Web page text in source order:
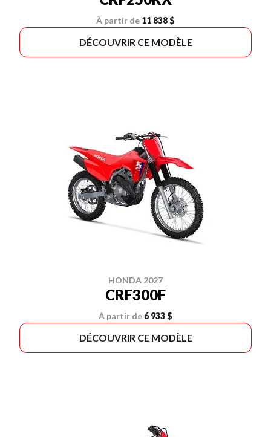
À partir de 11 838 $
DÉCOUVRIR CE MODÈLE
HONDA 2027
CRF300F
À partir de 6 933 $
DÉCOUVRIR CE MODÈLE